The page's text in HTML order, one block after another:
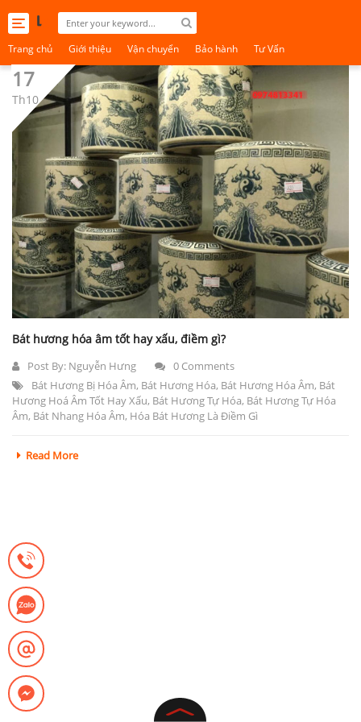
Toggle
navigation
Trang chủ Giới thiệu Vận chuyển Bảo hành Tư Vấn
17
Th10
Bát hương hóa âm tốt hay xấu, điềm gì?
Post By: Nguyễn Hưng
0 Comments
Bát Hương Bị Hóa Âm, Bát Hương Hóa, Bát Hương Hóa Âm, Bát
Hương Hoá Âm Tốt Hay Xấu, Bát Hương Tự Hóa, Bát Hương Tự Hóa
Âm, Bát Nhang Hóa Âm, Hóa Bát Hương Là Điềm Gì
Read More